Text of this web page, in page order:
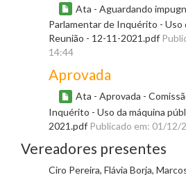
Ata - Aguardando
Parlamentar de Inquérito - Uso
Reunião - 12-11-2021.pdf
14:44
Aprovada
Ata - Aprovada -
Inquérito - Uso da máquina
2021.pdf Publicado em: 01/12/
Vereadores presentes
Ciro Pereira, Flávia Borja,